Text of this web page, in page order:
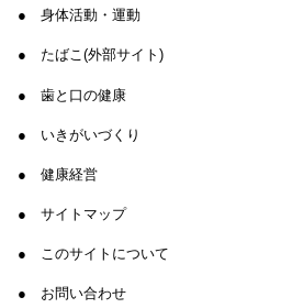
身体活動・運動
たばこ(外部サイト)
歯と口の健康
いきがいづくり
健康経営
サイトマップ
このサイトについて
お問い合わせ